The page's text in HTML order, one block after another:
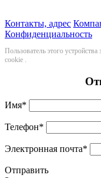
Контакты, адрес
Конфиденциальность
Пользователь этого
cookie
Имя*
Телефон*
Электронная почта*
Отправить